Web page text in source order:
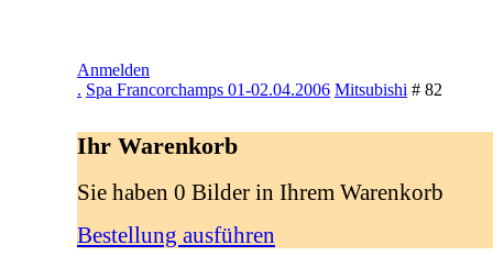
Anmelden
. Spa Francorchamps 01-02.04.2006 Mitsubishi # 82
Ihr Warenkorb
Sie haben 0 Bilder in Ihrem Warenkorb
Bestellung ausführen